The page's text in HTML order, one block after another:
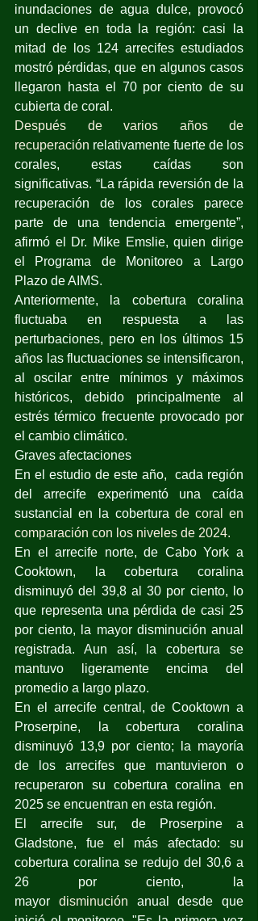
inundaciones de agua dulce, provocó
un declive en toda la región: casi la
mitad de los 124 arrecifes estudiados
mostró pérdidas, que en algunos casos
llegaron hasta el 70 por ciento de su
cubierta de coral.
Después de varios años de
recuperación relativamente fuerte de los
corales, estas caídas son
significativas. “La rápida reversión de la
recuperación de los corales parece
parte de una tendencia emergente”,
afirmó el Dr. Mike Emslie, quien dirige
el Programa de Monitoreo a Largo
Plazo de AIMS.
Anteriormente, la cobertura coralina
fluctuaba en respuesta a las
perturbaciones, pero en los últimos 15
años las fluctuaciones se intensificaron,
al oscilar entre mínimos y máximos
históricos, debido principalmente al
estrés térmico frecuente provocado por
el cambio climático.
Graves afectaciones
En el estudio de este año,  cada región
del arrecife experimentó una caída
sustancial en la cobertura de coral en
comparación con los niveles de 2024.
En el arrecife norte, de Cabo York a
Cooktown, la cobertura coralina
disminuyó del 39,8 al 30 por ciento, lo
que representa una pérdida de casi 25
por ciento, la mayor disminución anual
registrada. Aun así, la cobertura se
mantuvo ligeramente encima del
promedio a largo plazo.
En el arrecife central, de Cooktown a
Proserpine, la cobertura coralina
disminuyó 13,9 por ciento; la mayoría
de los arrecifes que mantuvieron o
recuperaron su cobertura coralina en
2025 se encuentran en esta región.
El arrecife sur, de Proserpine a
Gladstone, fue el más afectado: su
cobertura coralina se redujo del 30,6 a
26 por ciento, la
mayor disminución anual desde que